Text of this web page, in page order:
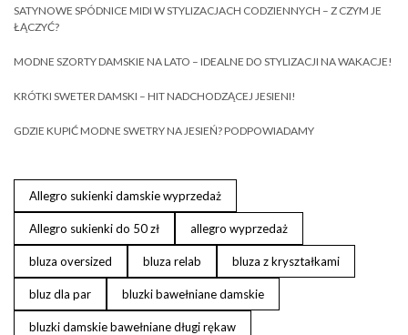
SATYNOWE SPÓDNICE MIDI W STYLIZACJACH CODZIENNYCH – Z CZYM JE
ŁĄCZYĆ?
MODNE SZORTY DAMSKIE NA LATO – IDEALNE DO STYLIZACJI NA WAKACJE!
KRÓTKI SWETER DAMSKI – HIT NADCHODZĄCEJ JESIENI!
GDZIE KUPIĆ MODNE SWETRY NA JESIEŃ? PODPOWIADAMY
Allegro sukienki damskie wyprzedaż
Allegro sukienki do 50 zł allegro wyprzedaż
bluza oversized bluza relab bluza z kryształkami
bluz dla par bluzki bawełniane damskie
bluzki damskie bawełniane długi rękaw